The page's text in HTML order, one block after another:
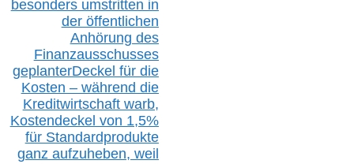
besonders umstritten in
der öffentlichen
Anhörung des
Finanzausschusses
geplanterDeckel für die
Kosten – während die
Kreditwirtschaft warb,
Kostendeckel von 1,5%
für Standardprodukte
ganz aufzuheben, weil